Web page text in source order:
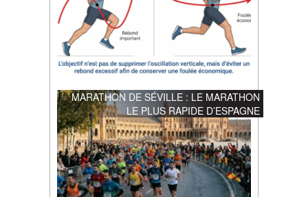
MARATHON DE SÉVILLE : LE MARATHON
LE PLUS RAPIDE D’ESPAGNE